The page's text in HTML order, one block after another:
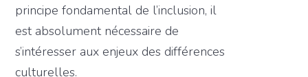
principe fondamental de l’inclusion, il
est absolument nécessaire de
s’intéresser aux enjeux des différences
culturelles.